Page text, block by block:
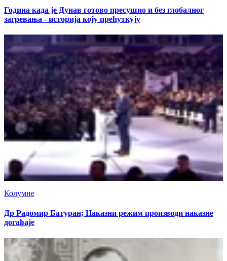
Година када је Дунав готово пресушио и без глобалног
загревања - историја коју прећуткују
Колумне
Др Радомир Батуран; Наказни режим производи наказне
догађаје